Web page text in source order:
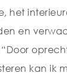
het
en
kan ik